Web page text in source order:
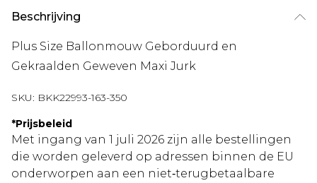
Beschrijving
Plus Size Ballonmouw Geborduurd en
Gekraalden Geweven Maxi Jurk
SKU: BKK22993-163-350
*Prijsbeleid
Met ingang van 1 juli 2026 zijn alle bestellingen
die worden geleverd op adressen binnen de EU
onderworpen aan een niet‑terugbetaalbare